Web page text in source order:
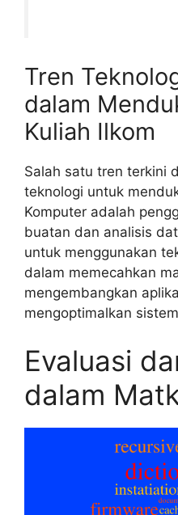
Tren
dalam
Kuliah Ilkom
Salah satu tren terkini
teknologi untuk
Komputer adalah
buatan dan analisis
untuk menggunakan
dalam memecahkan
mengembangkan
mengoptimalkan
Evaluasi
dalam